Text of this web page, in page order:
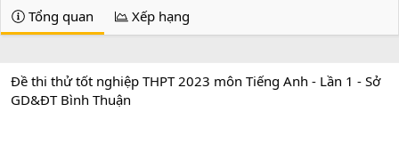
g
i
a
t
n
d
s
Tổng quan Xếp hạng
Đề thi thử tốt nghiệp THPT 2023 môn Tiếng Anh - Lần 1 - Sở
GD&ĐT Bình Thuận